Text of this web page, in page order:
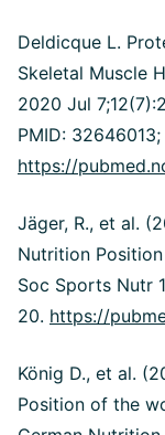
Deldicque L.
Skeletal Muscle
2020 Jul
PMID:
https://
Jäger, R., et al.
Nutrition
Soc Sports Nutr
20. https://
König D., et al.
Position of the